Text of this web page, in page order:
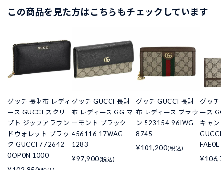
この商品を見た方はこちらもチェックしています
グッチ 長財布 レディ
ース GUCCI スクリ
プト ジップアラウン
ドウォレット ブラッ
ク GUCCI 772642
0OP0N 1000
グッチ GUCCI 長財
布 レディース GG マ
ーモント ブラック
456116 17WAG
1283
¥97,900(税込)
グッチ GUCCI 長財
布 レディース ブラウ
ン 523154 96IWG
8745
¥101,200(税込)
グッ
ース
キャ